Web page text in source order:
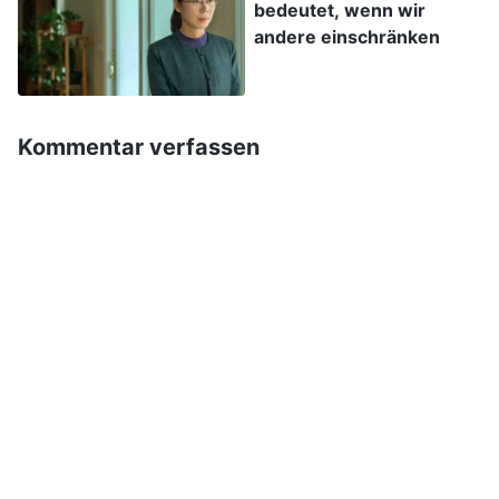
dachte, dass ich nach der Erfüllung meiner
Pflichten für eine gewisse Zeit genug Erfahrung
gesammelt hatte, um die Dinge durch Analyse
meine Mitarbeiter mit der Arbeit nicht vertraut
bedeutet, wenn wir
andere einschränken
Kommentar verfassen